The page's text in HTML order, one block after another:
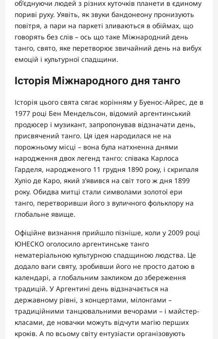
об’єднуючи людей з різних куточків планети в єдиному
пориві руху. Уявіть, як звуки бандонеону пронизують
повітря, а пари на паркеті зливаються в обіймах, що
говорять без слів – ось що таке Міжнародний день
танго, свято, яке перетворює звичайний день на вибух
емоцій і культурної спадщини.
Історія Міжнародного дня танго
Історія цього свята сягає корінням у Буенос-Айрес, де в
1977 році Бен Мендельсон, відомий аргентинський
продюсер і музикант, запропонував відзначати день,
присвячений танго. Ця ідея народилася не на
порожньому місці – вона була натхненна днями
народження двох легенд танго: співака Карлоса
Гарделя, народженого 11 грудня 1890 року, і скрипаля
Хуліо де Каро, який з’явився на світ того ж дня 1899
року. Обидва митці стали символами золотої ери
танго, перетворивши його з вуличного фольклору на
глобальне явище.
Офіційне визнання прийшло пізніше, коли у 2009 році
ЮНЕСКО оголосило аргентинське танго
нематеріальною культурною спадщиною людства. Це
додало ваги святу, зробивши його не просто датою в
календарі, а глобальним закликом до збереження
традицій. У Аргентині день відзначається на
державному рівні, з концертами, мілонгами –
традиційними танцювальними вечорами – і майстер-
класами, де новачки можуть відчути магію перших
кроків. А по всьому світу ентузіасти організовують